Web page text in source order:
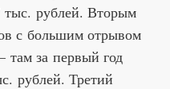
тыс. рублей. Вторым
с большим отрывом
там за первый год
рублей. Третий